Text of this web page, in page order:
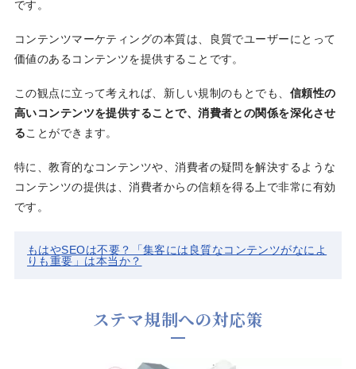
です。
コンテンツマーケティングの本質は、良質でユーザーにとって
価値のあるコンテンツを提供することです。
この観点に立って考えれば、新しい規制のもとでも、 信頼性の
高いコンテンツを提供することで、消費者との関係を深化させ
ることができます。
特に、教育的なコンテンツや、消費者の疑問を解決するような
コンテンツの提供は、消費者からの信頼を得る上で非常に有効
です。
もはやSEOは不要？「集客には良質なコンテンツがなによ
りも重要」は本当か？
ステマ規制への対応策